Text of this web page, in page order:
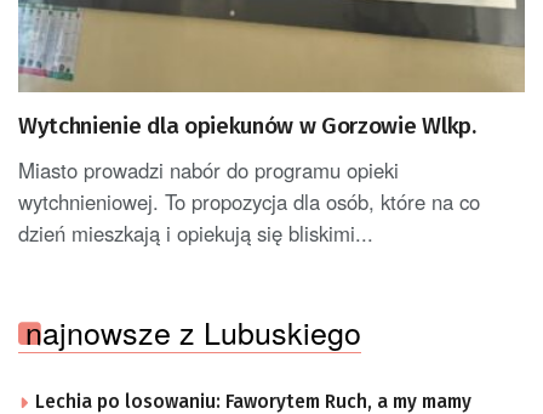
Wytchnienie dla opiekunów w Gorzowie Wlkp.
Miasto prowadzi nabór do programu opieki
wytchnieniowej. To propozycja dla osób, które na co
dzień mieszkają i opiekują się bliskimi...
najnowsze z Lubuskiego
Lechia po losowaniu: Faworytem Ruch, a my mamy